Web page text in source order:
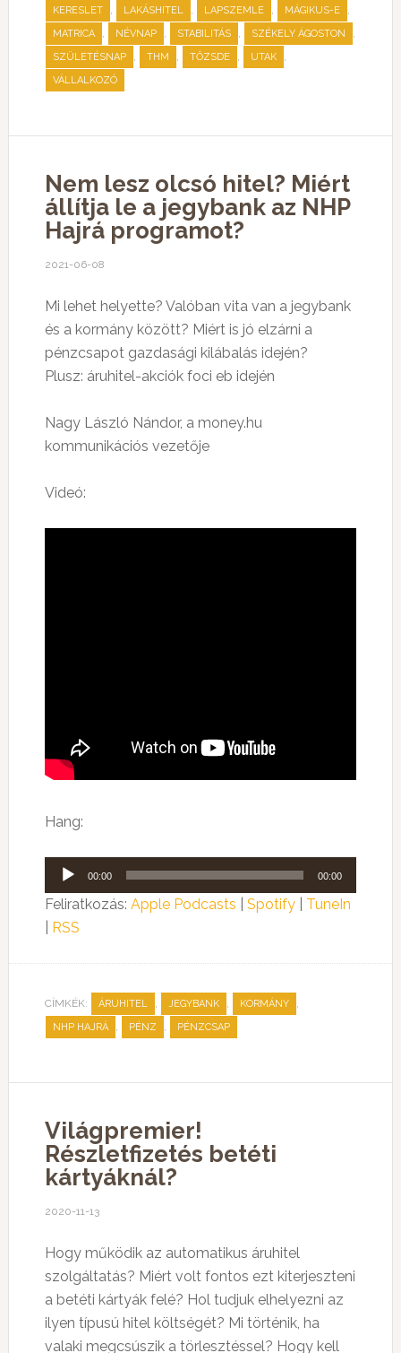
KERESLET , LAKÁSHITEL , LAPSZEMLE , MÁGIKUS-E ,
MATRICA , NÉVNAP , STABILITÁS , SZÉKELY ÁGOSTON ,
SZÜLETÉSNAP , THM , TŐZSDE , UTAK ,
VÁLLALKOZÓ
Nem lesz olcsó hitel? Miért
állítja le a jegybank az NHP
Hajrá programot?
2021-06-08
Mi lehet helyette? Valóban vita van a jegybank
és a kormány között? Miért is jó elzárni a
pénzcsapot gazdasági kilábalás idején?
Plusz: áruhitel-akciók foci eb idején
Nagy László Nándor, a money.hu
kommunikációs vezetője
Videó:
Hang:
Audió
lejátszó
00:00 00:00
Feliratkozás: Apple Podcasts Spotify| TuneIn
RSS
CÍMKÉK: ÁRUHITEL , JEGYBANK , KORMÁNY ,
NHP HAJRÁ , PÉNZ , PÉNZCSAP
Világpremier!
Részletfizetés betéti
kártyáknál?
2020-11-13
Hogy működik az automatikus áruhitel
szolgáltatás? Miért volt fontos ezt kiterjeszteni
a betéti kártyák felé? Hol tudjuk elhelyezni az
ilyen típusú hitel költségét? Mi történik, ha
valaki megcsúszik a törlesztéssel? Hogy kell